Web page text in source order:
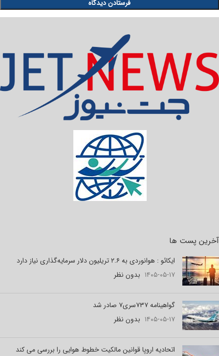
آخرین پست ها
ایکائو : هوانوردی به ۲.۶ تریلیون دلار سرمایه‌گذاری نیاز دارد
۱۴۰۵-۰۵-۱۷ بدون نظر
گواهینامه ۷۳۷سری۷ صادر شد
۱۴۰۵-۰۵-۱۷ بدون نظر
اتحادیه اروپا قوانین مالکیت خطوط هوایی را بررسی می کند